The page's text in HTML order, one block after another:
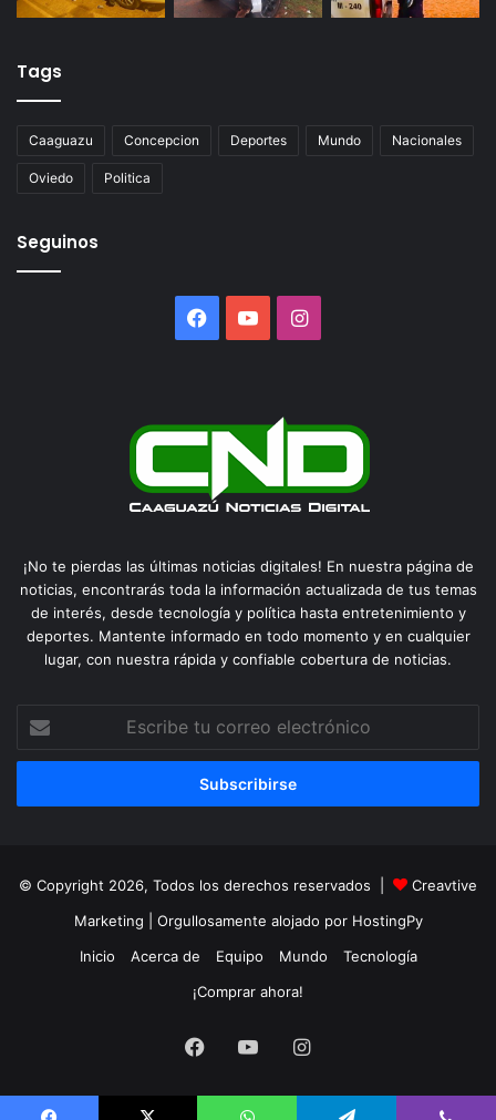
Tags
Caaguazu Concepcion Deportes Mundo Nacionales
Oviedo Politica
Seguinos
Facebook
YouTubeInstagram
¡No te pierdas las últimas noticias digitales! En nuestra página de
noticias, encontrarás toda la información actualizada de tus temas
de interés, desde tecnología y política hasta entretenimiento y
deportes. Mantente informado en todo momento y en cualquier
lugar, con nuestra rápida y confiable cobertura de noticias.
correo
© Copyright 2026, Todos los derechos reservados |
Creavtive
Marketing | Orgullosamente alojado por HostingPy
Inicio
Acerca de Equipo Mundo
Tecnología
¡Comprar ahora!
Facebook
YouTubeInstagram